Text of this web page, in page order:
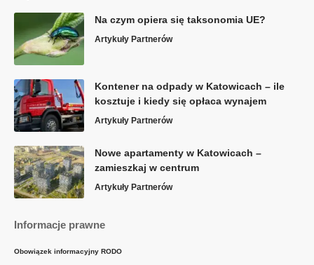
Na czym opiera się taksonomia UE?
Artykuły Partnerów
Kontener na odpady w Katowicach – ile
kosztuje i kiedy się opłaca wynajem
Artykuły Partnerów
Nowe apartamenty w Katowicach –
zamieszkaj w centrum
Artykuły Partnerów
Informacje prawne
Obowiązek informacyjny RODO